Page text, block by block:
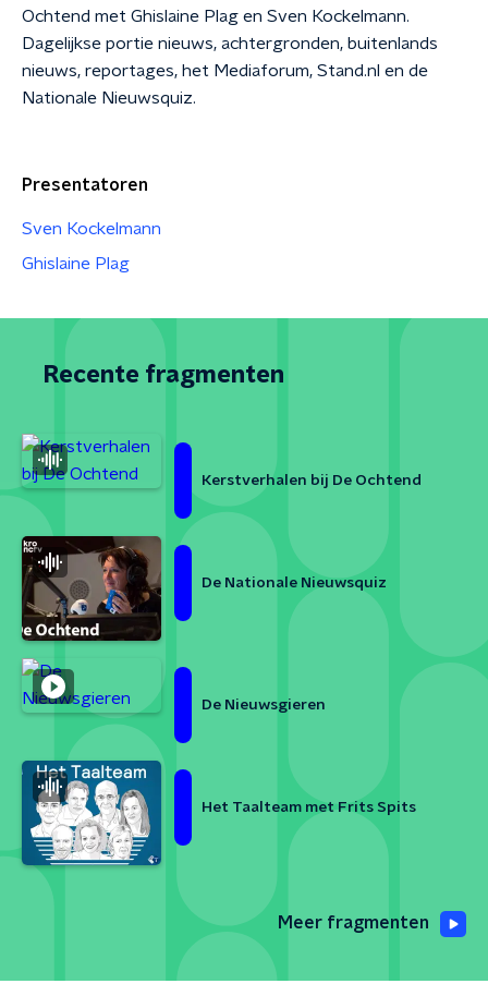
Ochtend met Ghislaine Plag en Sven Kockelmann.
Dagelijkse portie nieuws, achtergronden, buitenlands
nieuws, reportages, het Mediaforum, Stand.nl en de
Nationale Nieuwsquiz.
Presentatoren
Sven Kockelmann
Ghislaine Plag
Recente fragmenten
Kerstverhalen bij De Ochtend
De Nationale Nieuwsquiz
De Nieuwsgieren
Het Taalteam met Frits Spits
Meer fragmenten